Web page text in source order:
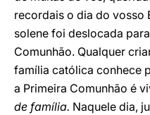
recordais o dia do vosso
solene foi deslocada
Comunhão. Qualquer
família católica conhece
a Primeira Comunhão é
de família. Naquele dia,